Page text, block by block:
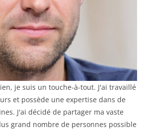
je suis un touche-à-tout. J'ai travaillé
et possède une expertise dans de
J'ai décidé de partager ma vaste
grand nombre de personnes possible